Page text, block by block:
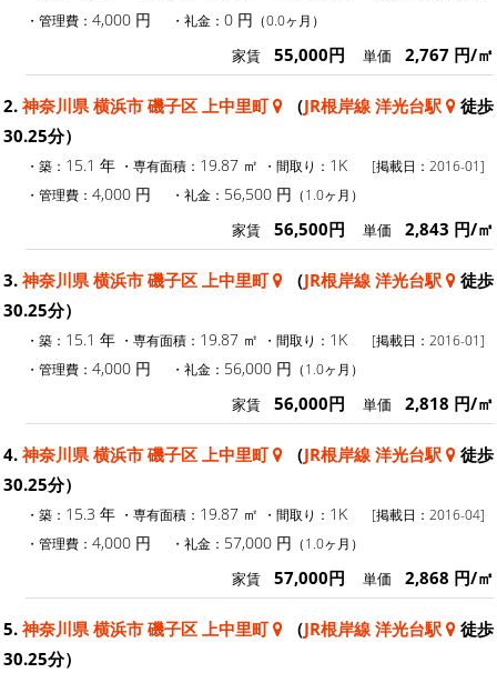
・管理費： 4,000 円 ・礼金： 0 円 （0.0ヶ月）
家賃 55,000円 単価 2,767 円/㎡
2. 神奈川県 横浜市 磯子区 上中里町 （JR根岸線 洋光台駅
徒歩
30.25分）
・築： 15.1 年 ・専有面積： 19.87 ㎡ ・間取り： 1K
[掲載日：2016-01]
・管理費： 4,000 円 ・礼金： 56,500 円 （1.0ヶ月）
家賃 56,500円 単価 2,843 円/㎡
3. 神奈川県 横浜市 磯子区 上中里町 （JR根岸線 洋光台駅
徒歩
30.25分）
・築： 15.1 年 ・専有面積： 19.87 ㎡ ・間取り： 1K
[掲載日：2016-01]
・管理費： 4,000 円 ・礼金： 56,000 円 （1.0ヶ月）
家賃 56,000円 単価 2,818 円/㎡
4. 神奈川県 横浜市 磯子区 上中里町 （JR根岸線 洋光台駅
徒歩
30.25分）
・築： 15.3 年 ・専有面積： 19.87 ㎡ ・間取り： 1K
[掲載日：2016-04]
・管理費： 4,000 円 ・礼金： 57,000 円 （1.0ヶ月）
家賃 57,000円 単価 2,868 円/㎡
5. 神奈川県 横浜市 磯子区 上中里町 （JR根岸線 洋光台駅
徒歩
30.25分）